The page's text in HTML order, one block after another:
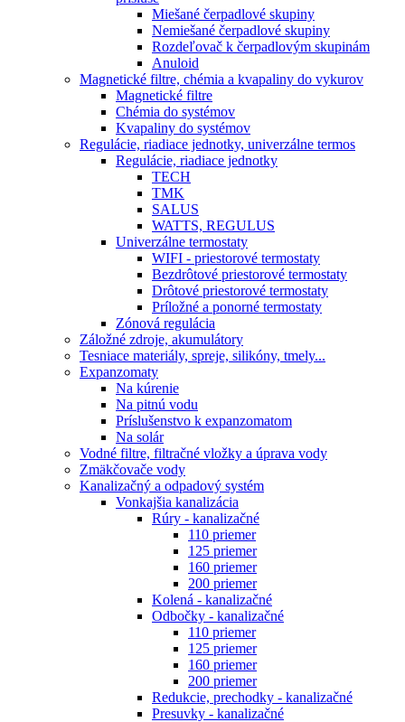
Miešané čerpadlové skupiny
Nemiešané čerpadlové skupiny
Rozdeľovač k čerpadlovým skupinám
Anuloid
Magnetické filtre, chémia a kvapaliny do vykurov
Magnetické filtre
Chémia do systémov
Kvapaliny do systémov
Regulácie, riadiace jednotky, univerzálne termos
Regulácie, riadiace jednotky
TECH
TMK
SALUS
WATTS, REGULUS
Univerzálne termostaty
WIFI - priestorové termostaty
Bezdrôtové priestorové termostaty
Drôtové priestorové termostaty
Príložné a ponorné termostaty
Zónová regulácia
Záložné zdroje, akumulátory
Tesniace materiály, spreje, silikóny, tmely...
Expanzomaty
Na kúrenie
Na pitnú vodu
Príslušenstvo k expanzomatom
Na solár
Vodné filtre, filtračné vložky a úprava vody
Zmäkčovače vody
Kanalizačný a odpadový systém
Vonkajšia kanalizácia
Rúry - kanalizačné
110 priemer
125 priemer
160 priemer
200 priemer
Kolená - kanalizačné
Odbočky - kanalizačné
110 priemer
125 priemer
160 priemer
200 priemer
Redukcie, prechodky - kanalizačné
Presuvky - kanalizačné